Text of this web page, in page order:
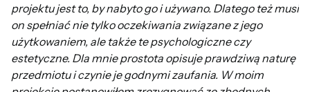
projektu jest to, by nabyto go i używano. Dlatego też musi
on spełniać nie tylko oczekiwania związane z jego
użytkowaniem, ale także te psychologiczne czy
estetyczne. Dla mnie prostota opisuje prawdziwą naturę
przedmiotu i czynie je godnymi zaufania. W moim